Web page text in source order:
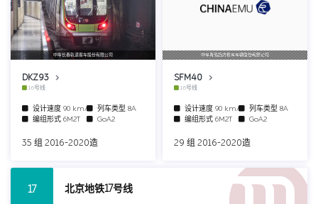
中车长春轨道客车股份有限公司
DKZ93
16号线
设计速度 90 km/h 列车类型 8A
编组形式 6M2T GoA2
35 组 2016-2020造
中车青岛四方机车车辆股份有限公司
SFM40
16号线
设计速度 90 km/h 列车类型 8A
编组形式 6M2T GoA2
29 组 2016-2020造
17 北京地铁17号线